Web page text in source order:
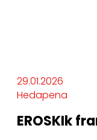
29.01.2026
Hedapena
EROSKIk